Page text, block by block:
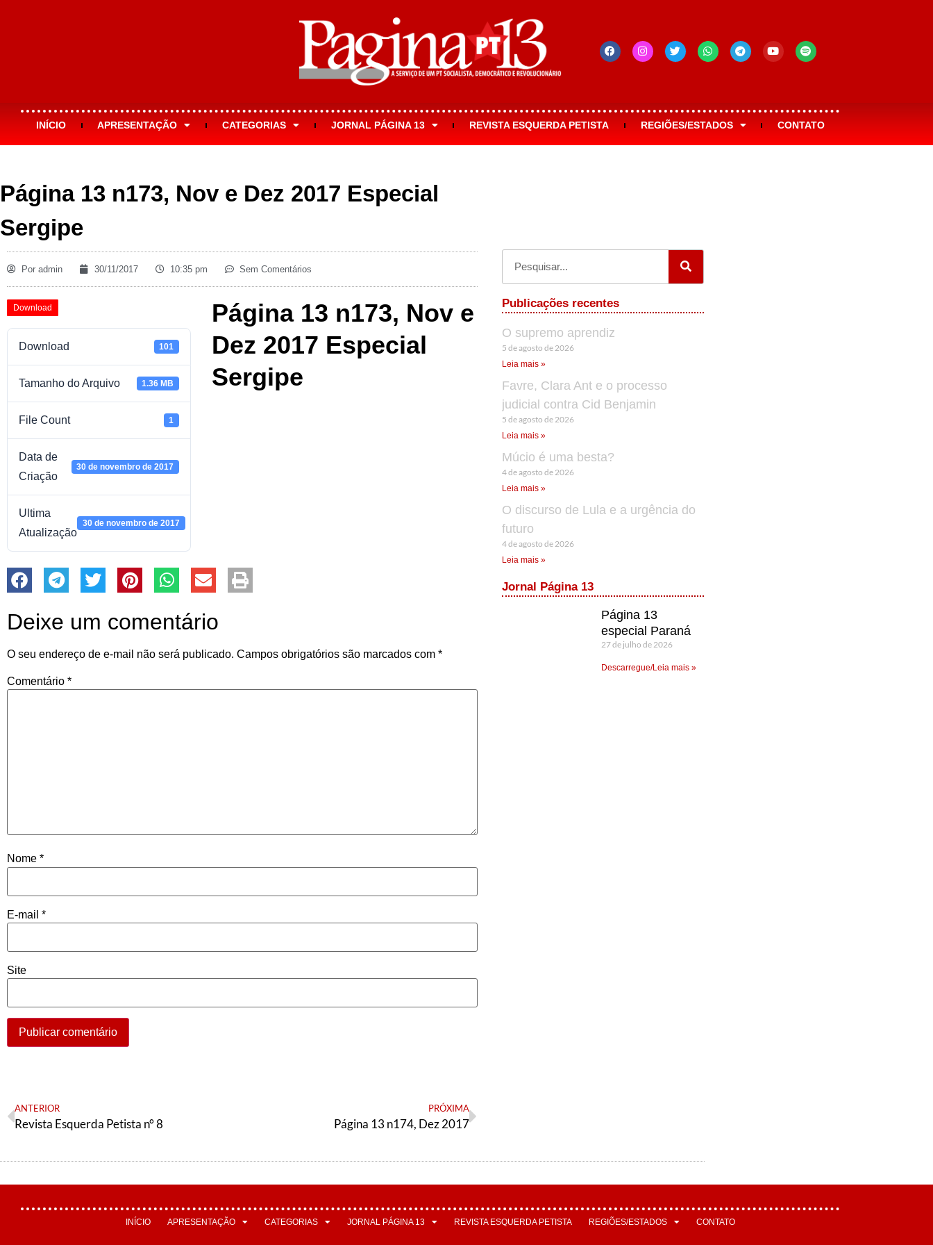
INÍCIO APRESENTAÇÃO CATEGORIAS JORNAL PÁGINA 13 REVISTA ESQUERDA PETISTA REGIÕES/ESTADOS CONTATO
Página 13 n173, Nov e Dez 2017 Especial
Sergipe
Por admin 30/11/2017 10:35 pm Sem Comentários
Download
Download 101
Tamanho do Arquivo 1.36 MB
File Count 1
Data de
Criação
30 de novembro de 2017
Ultima
Atualização
30 de novembro de 2017
Página 13 n173, Nov e
Dez 2017 Especial
Sergipe
Deixe um comentário
O seu endereço de e-mail não será publicado. Campos obrigatórios são marcados com *
Comentário *
Nome *
E-mail *
Site
ANTERIOR
Revista Esquerda Petista n° 8
PRÓXIMA
Página 13 n174, Dez 2017
Publicações recentes
O supremo aprendiz
5 de agosto de 2026
Leia mais »
Favre, Clara Ant e o processo
judicial contra Cid Benjamin
5 de agosto de 2026
Leia mais »
Múcio é uma besta?
4 de agosto de 2026
Leia mais »
O discurso de Lula e a urgência do
futuro
4 de agosto de 2026
Leia mais »
Jornal Página 13
Página 13
especial Paraná
27 de julho de 2026
Descarregue/Leia mais »
INÍCIO APRESENTAÇÃO CATEGORIAS JORNAL PÁGINA 13 REVISTA ESQUERDA PETISTA REGIÕES/ESTADOS CONTATO